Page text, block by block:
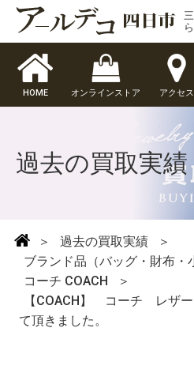
HOME オンラインストア アクセス
過去の買取実績
＞ 過去の買取実績
＞
ブランド品（バッグ・財布・
コーチ COACH
＞
【COACH】 コーチ レザ
て頂きました。